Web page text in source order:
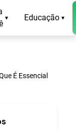
▾ Educação ▾
É Essencial